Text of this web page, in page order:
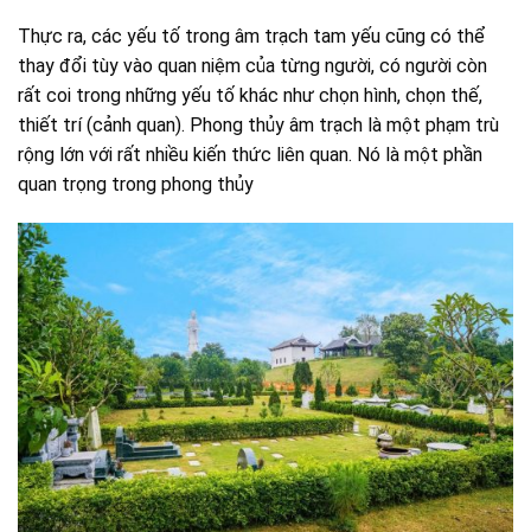
Thực ra, các yếu tố trong âm trạch tam yếu cũng có thể
thay đổi tùy vào quan niệm của từng người, có người còn
rất coi trong những yếu tố khác như chọn hình, chọn thế,
thiết trí (cảnh quan). Phong thủy âm trạch là một phạm trù
rộng lớn với rất nhiều kiến thức liên quan. Nó là một phần
quan trọng trong phong thủy